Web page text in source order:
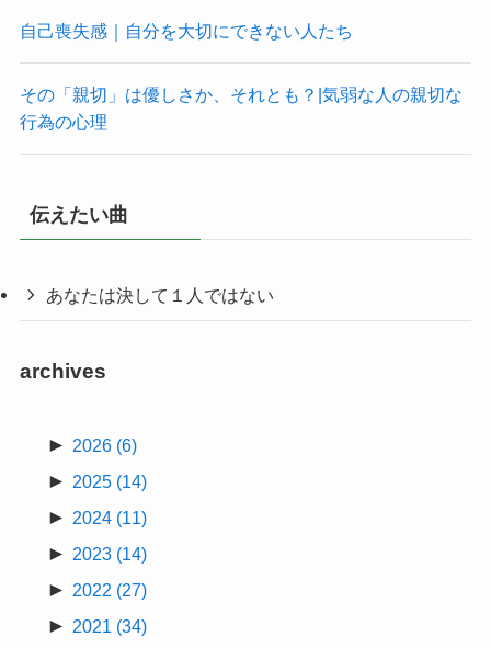
自己喪失感｜自分を大切にできない人たち
その「親切」は優しさか、それとも？|気弱な人の親切な
行為の心理
伝えたい曲
あなたは決して１人ではない
archives
► 2026 (6)
► 2025 (14)
► 2024 (11)
► 2023 (14)
► 2022 (27)
► 2021 (34)